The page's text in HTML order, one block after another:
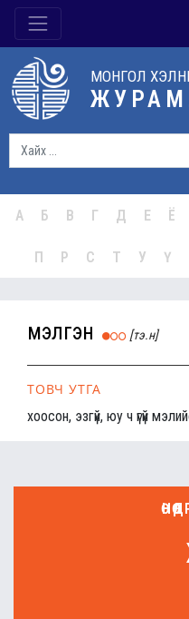
МОНГОЛ
А Б В Г Д Е Ё
П Р С Т У Ү
мэлгэн [тэ.н]
ТОВЧ УТГА
хоосон, эзгүй, юу ч үгүй